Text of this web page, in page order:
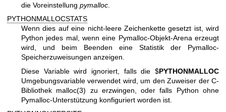
die Voreinstellung pymalloc
PYTHONMALLOCSTATS
Wenn dies auf eine nicht-leere Zeichenkette gesetzt ist, wird
Python jedes mal, wenn eine Pymalloc-Objekt-Arena erzeugt
wird, und beim Beenden eine Statistik der Pymalloc-
Speicherzuweisungen anzeigen.
Diese Variable wird ignoriert, falls die $PYTHONMALLOC
Umgebungsvariable verwendet wird, um den Zuweiser der C-
Bibliothek malloc(3) zu erzwingen, oder falls Python ohne
Pymalloc-Unterstützung konfiguriert worden ist.